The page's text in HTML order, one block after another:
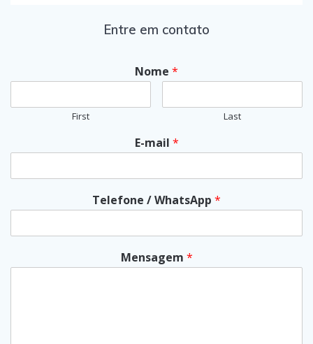
Entre em contato
Nome *
First Last
E-mail *
Telefone / WhatsApp *
Mensagem *